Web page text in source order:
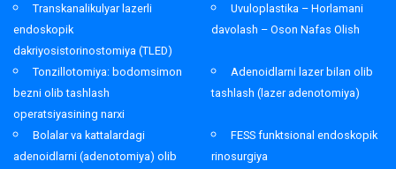
Transkanalikulyar lazerli
endoskopik
dakriyosistorinostomiya (TLED)
Uvuloplastika – Horlamani
davolash – Oson Nafas Olish
Tonzillotomiya: bodomsimon
bezni olib tashlash
operatsiyasining narxi
Adenoidlarni lazer bilan olib
tashlash (lazer adenotomiya)
Bolalar va kattalardagi
adenoidlarni (adenotomiya) olib
FESS funktsional endoskopik
rinosurgiya